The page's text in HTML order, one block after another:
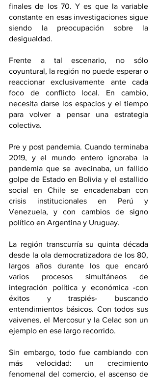
finales de los 70. Y es que la variable
constante en esas investigaciones sigue
siendo la preocupación sobre la
desigualdad.
Frente a tal escenario, no sólo
coyuntural, la región no puede esperar o
reaccionar exclusivamente ante cada
foco de conflicto local. En cambio,
necesita darse los espacios y el tiempo
para volver a pensar una estrategia
colectiva.
Pre y post pandemia. Cuando terminaba
2019, y el mundo entero ignoraba la
pandemia que se avecinaba, un fallido
golpe de Estado en Bolivia y el estallido
social en Chile se encadenaban con
crisis institucionales en Perú y
Venezuela, y con cambios de signo
político en Argentina y Uruguay.
La región transcurría su quinta década
desde la ola democratizadora de los 80,
largos años durante los que encaró
varios procesos simultáneos de
integración política y económica -con
éxitos y traspiés- buscando
entendimientos básicos. Con todos sus
vaivenes, el Mercosur y la Celac son un
ejemplo en ese largo recorrido.
Sin embargo, todo fue cambiando con
más velocidad: un crecimiento
fenomenal del comercio, el ascenso de